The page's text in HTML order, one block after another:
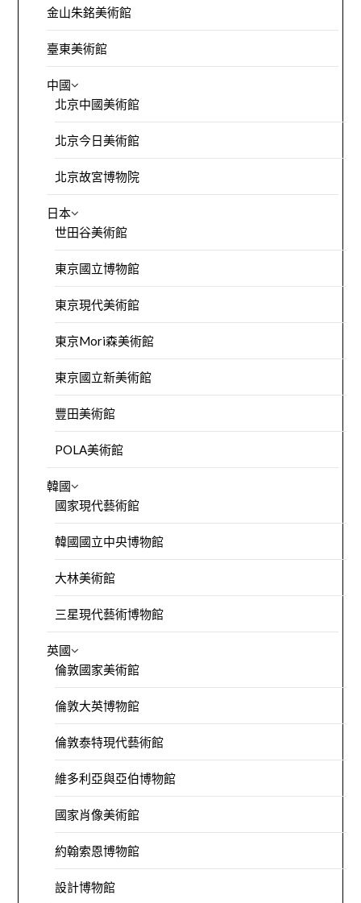
金山朱銘美術館
臺東美術館
中國
北京中國美術館
北京今日美術館
北京故宮博物院
日本
世田谷美術館
東京國立博物館
東京現代美術館
東京Mori森美術館
東京國立新美術館
豐田美術館
POLA美術館
韓國
國家現代藝術館
韓國國立中央博物館
大林美術館
三星現代藝術博物館
英國
倫敦國家美術館
倫敦大英博物館
倫敦泰特現代藝術館
維多利亞與亞伯博物館
國家肖像美術館
約翰索恩博物館
設計博物館